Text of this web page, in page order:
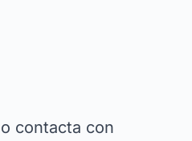
contacta con